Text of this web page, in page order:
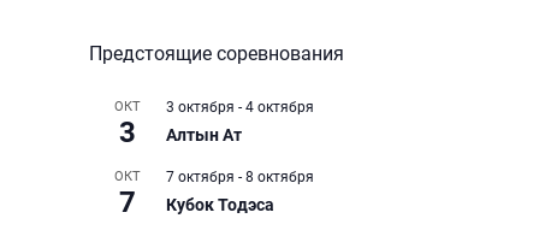
Предстоящие соревнования
ОКТ
3
3 октября - 4 октября
Алтын Ат
ОКТ
7
7 октября - 8 октября
Кубок Тодэса